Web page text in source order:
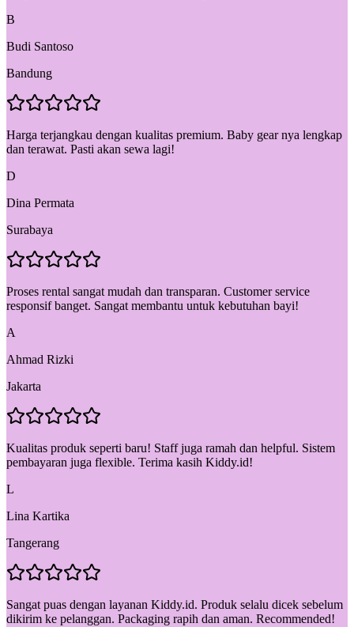
B
Budi Santoso
Bandung
Harga terjangkau dengan kualitas premium. Baby gear nya lengkap
dan terawat. Pasti akan sewa lagi!
D
Dina Permata
Surabaya
Proses rental sangat mudah dan transparan. Customer service
responsif banget. Sangat membantu untuk kebutuhan bayi!
A
Ahmad Rizki
Jakarta
Kualitas produk seperti baru! Staff juga ramah dan helpful. Sistem
pembayaran juga flexible. Terima kasih Kiddy.id!
L
Lina Kartika
Tangerang
Sangat puas dengan layanan Kiddy.id. Produk selalu dicek sebelum
dikirim ke pelanggan. Packaging rapih dan aman. Recommended!